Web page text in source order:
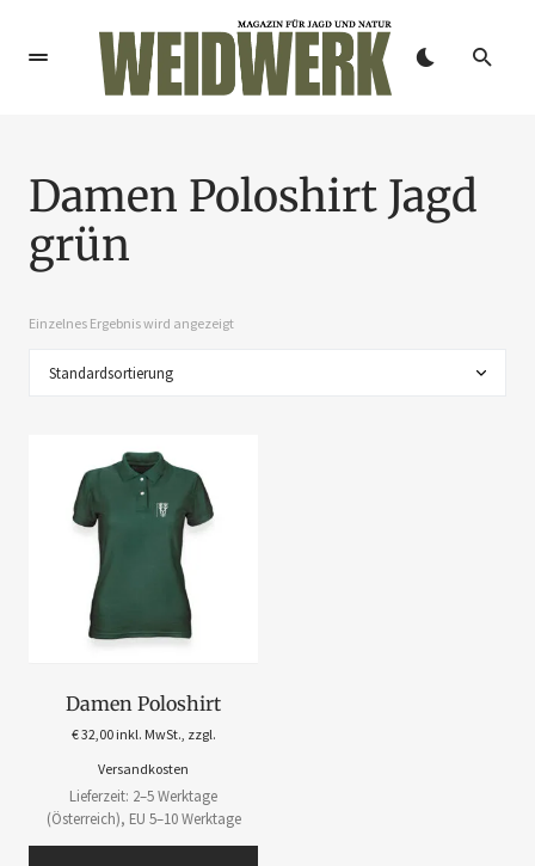
Damen Poloshirt Jagd
grün
Einzelnes Ergebnis wird angezeigt
Damen Poloshirt
€32,00 inkl. MwSt., zzgl.
Versandkosten
Lieferzeit: 2–5 Werktage
(Österreich), EU 5–10 Werktage